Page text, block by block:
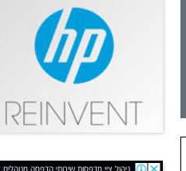
ניהול ציי מדפסות שירותי הדפסה מנוהלים.